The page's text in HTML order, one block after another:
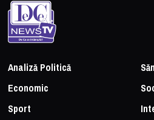
Analiză Politică
Economic
Sport